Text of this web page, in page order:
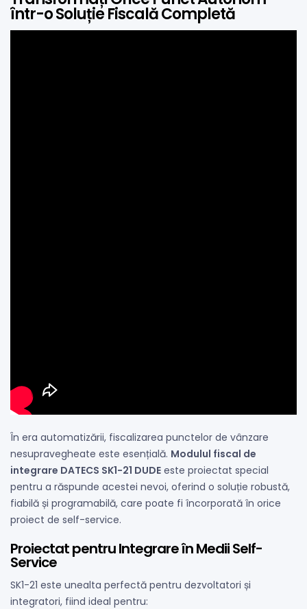
într-o Soluție Fiscală Completă
În era automatizării, fiscalizarea punctelor de vânzare
nesupravegheate este esențială. Modulul fiscal de
integrare DATECS SK1-21 DUDE este proiectat special
pentru a răspunde acestei nevoi, oferind o soluție robustă,
fiabilă și programabilă, care poate fi încorporată în orice
proiect de self-service.
Proiectat pentru Integrare în Medii Self-
Service
SK1-21 este unealta perfectă pentru dezvoltatori și
integratori, fiind ideal pentru: